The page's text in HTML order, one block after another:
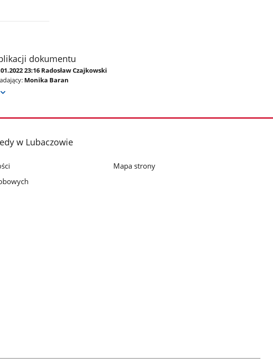
dokumentu
23:16 Radosław Czajkowski
Monika Baran
w Lubaczowie
Mapa strony